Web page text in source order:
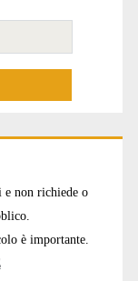
non richiede o
è importante.